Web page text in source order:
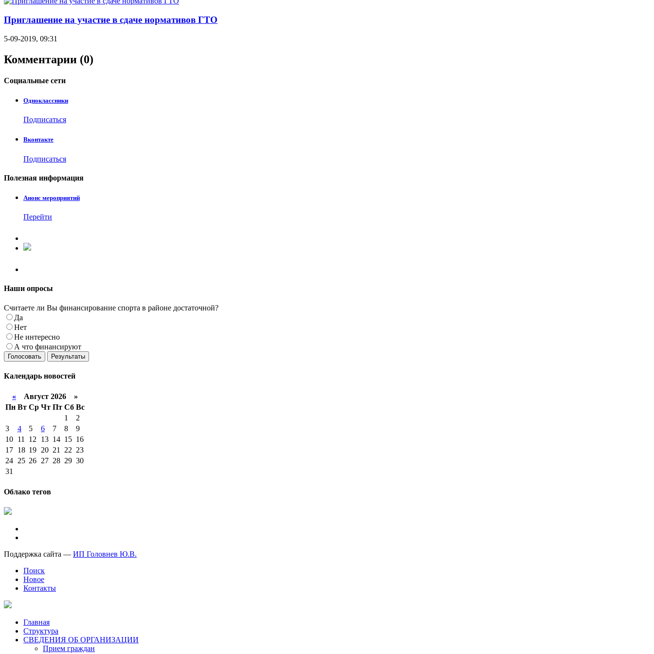
Приглашение на участие в сдаче нормативов ГТО
5-09-2019, 09:31
Комментарии (0)
Социальные сети
Одноклассники
Подписаться
Вконтакте
Подписаться
Полезная информация
Анонс мероприятий
Перейти
Наши опросы
Считаете ли Вы финансирование спорта в районе достаточной?
Да
Нет
Не интересно
А что финансируют
Голосовать Результаты
Календарь новостей
« Август 2026 »
Пн Вт Ср Чт Пт Сб Вс
1
2
3
4 5 6 7 8
9
10 11 12 13 14 15 16
17 18 19 20 21 22 23
24 25 26 27 28 29 30
31
Облако тегов
Поддержка сайта — ИП Головнев Ю.В.
Поиск
Новое
Контакты
Главная
Структура
СВЕДЕНИЯ ОБ ОРГАНИЗАЦИИ
Прием граждан